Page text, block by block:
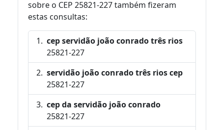
sobre o CEP 25821-227 também fizeram
estas consultas:
cep servidão joão conrado três rios
25821-227
servidão joão conrado três rios cep
25821-227
cep da servidão joão conrado
25821-227